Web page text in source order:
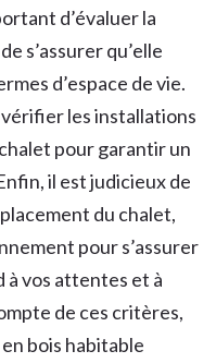
d’évaluer la
s’assurer qu’elle
d’espace de vie.
les installations
pour garantir un
il est judicieux de
du chalet,
pour s’assurer
à vos attentes et à
de ces critères,
bois habitable